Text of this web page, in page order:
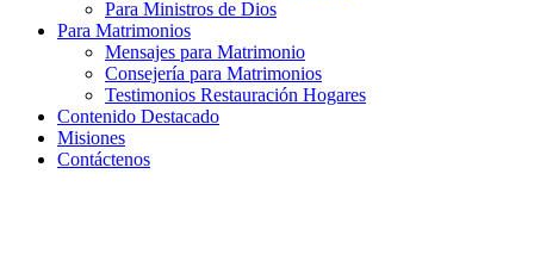
Para Ministros de Dios
Para Matrimonios
Mensajes para Matrimonio
Consejería para Matrimonios
Testimonios Restauración Hogares
Contenido Destacado
Misiones
Contáctenos